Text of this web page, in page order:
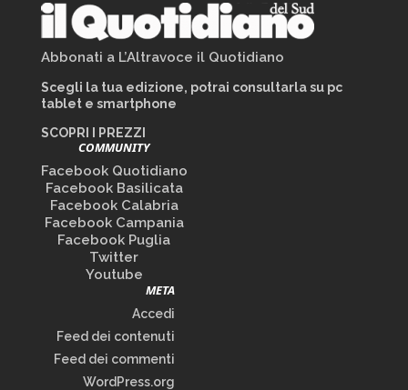
Abbonati a L’Altravoce il Quotidiano
Scegli la tua edizione, potrai consultarla su pc
tablet e smartphone
SCOPRI I PREZZI
COMMUNITY
Facebook Quotidiano
Facebook Basilicata
Facebook Calabria
Facebook Campania
Facebook Puglia
Twitter
Youtube
META
Accedi
Feed dei contenuti
Feed dei commenti
WordPress.org